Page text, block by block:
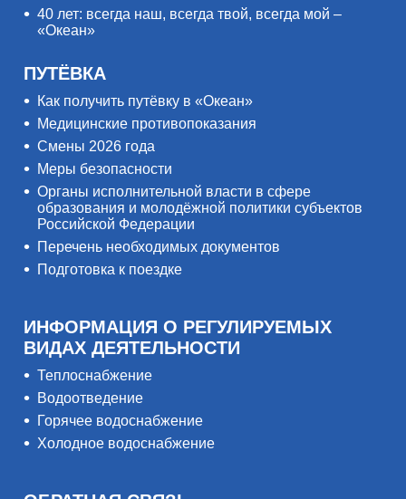
40 лет: всегда наш, всегда твой, всегда мой –
«Океан»
ПУТЁВКА
Как получить путёвку в «Океан»
Медицинские противопоказания
Смены 2026 года
Меры безопасности
Органы исполнительной власти в сфере
образования и молодёжной политики субъектов
Российской Федерации
Перечень необходимых документов
Подготовка к поездке
ИНФОРМАЦИЯ О РЕГУЛИРУЕМЫХ
ВИДАХ ДЕЯТЕЛЬНОСТИ
Теплоснабжение
Водоотведение
Горячее водоснабжение
Холодное водоснабжение